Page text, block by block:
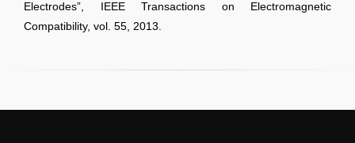
Electrodes”, IEEE Transactions on Electromagnetic
Compatibility, vol. 55, 2013.